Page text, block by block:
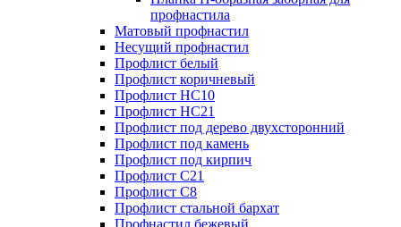
профнастила
Матовый профнастил
Несущий профнастил
Профлист белый
Профлист коричневый
Профлист НС10
Профлист НС21
Профлист под дерево двухсторонний
Профлист под камень
Профлист под кирпич
Профлист С21
Профлист С8
Профлист стальной бархат
Профнастил бежевый